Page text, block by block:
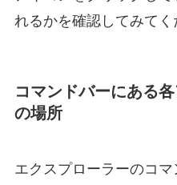
れるかを確認してみてく
コマンドバーにある
の場所
エクスプローラーのコマ